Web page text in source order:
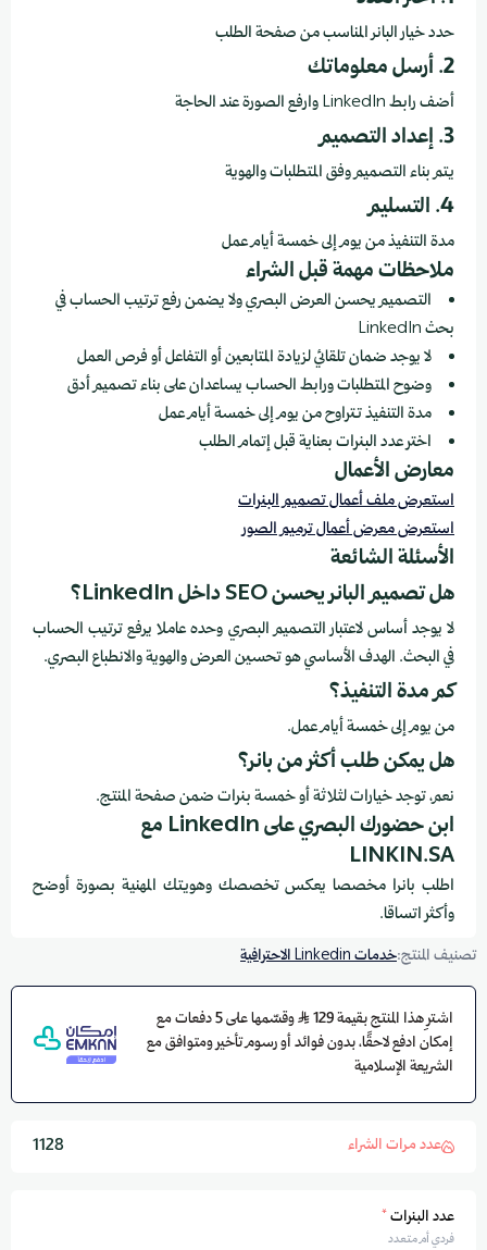
حدد خيار البانر المناسب من صفحة الطلب
2. أرسل معلوماتك
أضف رابط LinkedIn وارفع الصورة عند الحاجة
3. إعداد التصميم
يتم بناء التصميم وفق المتطلبات والهوية
4. التسليم
مدة التنفيذ من يوم إلى خمسة أيام عمل
ملاحظات مهمة قبل الشراء
التصميم يحسن العرض البصري ولا يضمن رفع ترتيب الحساب في
بحث LinkedIn
لا يوجد ضمان تلقائي لزيادة المتابعين أو التفاعل أو فرص العمل
وضوح المتطلبات ورابط الحساب يساعدان على بناء تصميم أدق
مدة التنفيذ تتراوح من يوم إلى خمسة أيام عمل
اختر عدد البنرات بعناية قبل إتمام الطلب
معارض الأعمال
استعرض ملف أعمال تصميم البنرات
استعرض معرض أعمال ترميم الصور
الأسئلة الشائعة
هل تصميم البانر يحسن SEO داخل LinkedIn؟
لا يوجد أساس لاعتبار التصميم البصري وحده عاملا يرفع ترتيب الحساب
في البحث. الهدف الأساسي هو تحسين العرض والهوية والانطباع البصري.
كم مدة التنفيذ؟
من يوم إلى خمسة أيام عمل.
هل يمكن طلب أكثر من بانر؟
نعم، توجد خيارات لثلاثة أو خمسة بنرات ضمن صفحة المنتج.
ابن حضورك البصري على LinkedIn مع
LINKIN.SA
اطلب بانرا مخصصا يعكس تخصصك وهويتك المهنية بصورة أوضح
وأكثر اتساقا.
تصنيف المنتج:خدمات Linkedin الاحترافية
اشترِ هذا المنتج بقيمة 129
وقسّمها على 5 دفعات مع
إمكان ادفع لاحقًا، بدون فوائد أو رسوم تأخير ومتوافق مع
الشريعة الإسلامية
عدد مرات الشراء 1128
عدد البنرات*
فردي أم متعدد